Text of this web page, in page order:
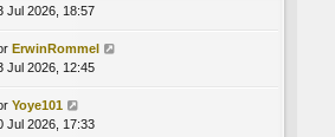
Jul 2026, 18:57
ErwinRommel
Jul 2026, 12:45
Yoye101
Jul 2026, 17:33